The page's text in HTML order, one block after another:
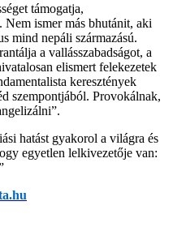
támogatja,
Nem ismer más bhutánit, aki
mind nepáli származású.
a vallásszabadságot, a
elismert felekezetek
keresztények
szempontjából. Provokálnak,
hatást gyakorol a világra és
egyetlen lelkivezetője van: